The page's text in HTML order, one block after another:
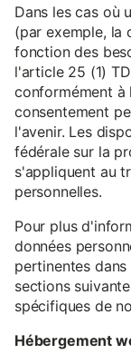
Dans les cas où
(par exemple, la
fonction des
l'article 25 (1)
conformément à
consentement
l'avenir. Les
fédérale sur la
s'appliquent au
personnelles.
Pour plus
données
pertinentes
sections
spécifiques de
Hébergement